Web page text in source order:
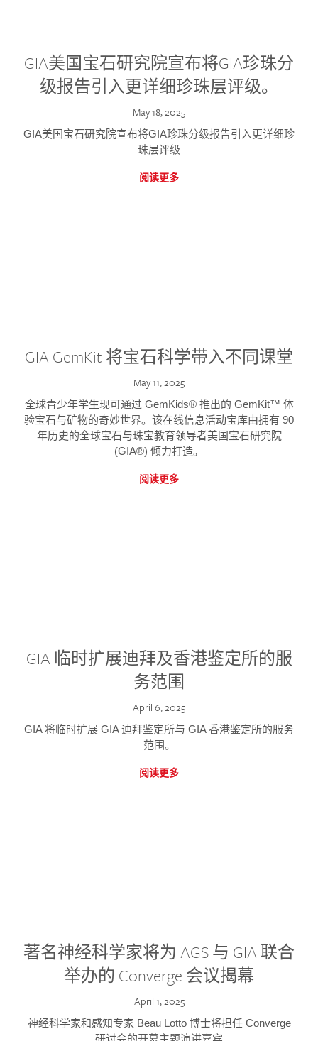
GIA美国宝石研究院宣布将GIA珍珠分
级报告引入更详细珍珠层评级。
May 18, 2025
GIA美国宝石研究院宣布将GIA珍珠分级报告引入更详细珍
珠层评级
阅读更多
GIA GemKit 将宝石科学带入不同课堂
May 11, 2025
全球青少年学生现可通过 GemKids® 推出的 GemKit™ 体
验宝石与矿物的奇妙世界。该在线信息活动宝库由拥有 90
年历史的全球宝石与珠宝教育领导者美国宝石研究院
(GIA®) 倾力打造。
阅读更多
GIA 临时扩展迪拜及香港鉴定所的服
务范围
April 6, 2025
GIA 将临时扩展 GIA 迪拜鉴定所与 GIA 香港鉴定所的服务
范围。
阅读更多
著名神经科学家将为 AGS 与 GIA 联合
举办的 Converge 会议揭幕
April 1, 2025
神经科学家和感知专家 Beau Lotto 博士将担任 Converge